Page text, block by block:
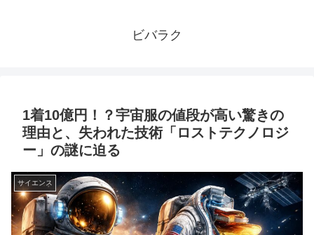
ビバラク
1着10億円！？宇宙服の値段が高い驚きの
理由と、失われた技術「ロストテクノロジ
ー」の謎に迫る
サイエンス